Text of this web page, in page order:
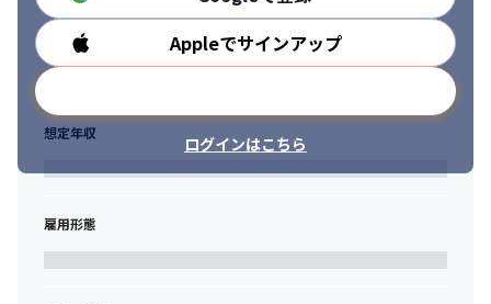
Appleでサインアップ
ログインはこちら
勤務時間
想定年収
雇用形態